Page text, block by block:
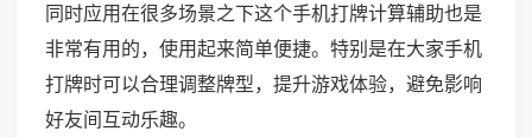
同时应用在很多场景之下这个手机打牌计算辅助也是
非常有用的，使用起来简单便捷。特别是在大家手机
打牌时可以合理调整牌型，提升游戏体验，避免影响
好友间互动乐趣。